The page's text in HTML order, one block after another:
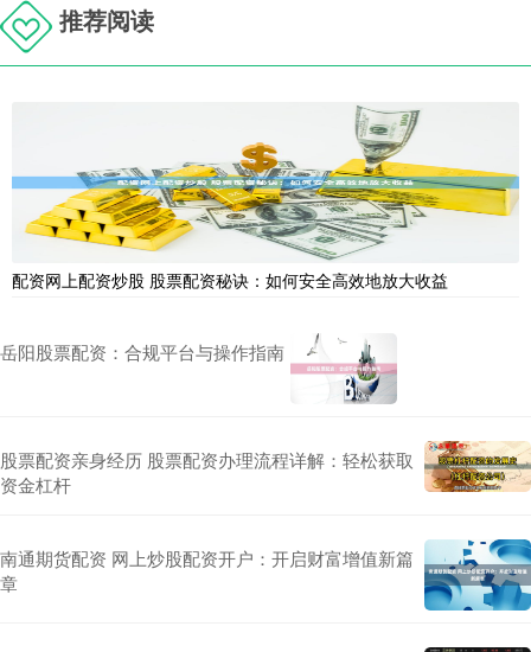
推荐阅读
配资网上配资炒股 股票配资秘诀：如何安全高效地放大收益
岳阳股票配资：合规平台与操作指南
股票配资亲身经历 股票配资办理流程详解：轻松获取
资金杠杆
南通期货配资 网上炒股配资开户：开启财富增值新篇
章